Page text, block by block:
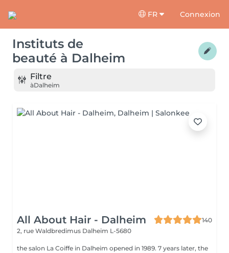
FR Connexion
Instituts de
beauté à Dalheim
Filtre
àDalheim
All About Hair - Dalheim
140
2, rue Waldbredimus Dalheim L-5680
the salon La Coiffe in Dalheim opened in 1989. 7 years later, the